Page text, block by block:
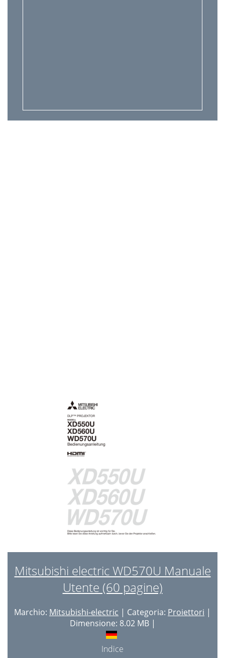
Mitsubishi electric WD570U Manuale
Utente (60 pagine)
Marchio: Mitsubishi-electric | Categoria: Proiettori |
Dimensione: 8.02 MB |
Indice